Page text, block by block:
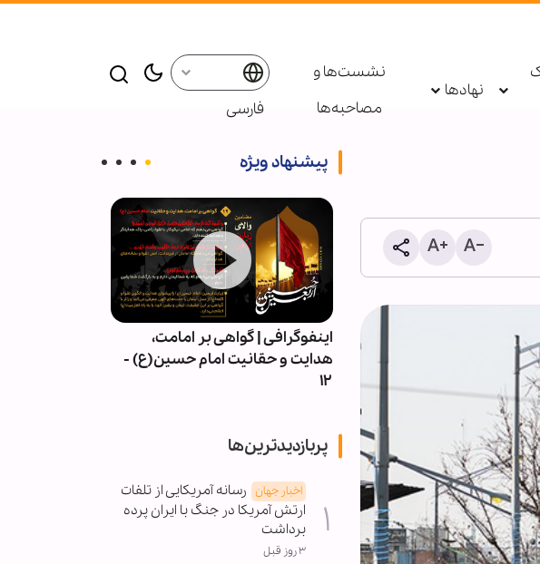
نهادها
نشست‌ها و
مصاحبه‌ها
فارسی
پیشنهاد ویژه
تصویری «هاتف علی‌پور» از
وفاداری زائران اربعین به
اینفوگرافی | گواهی بر امامت،
هدایت و حقانیت امام حسین(ع) -
۱۲
پربازدیدترین‌ها
اخبار جهان رسانه آمریکایی از تلفات
ارتش آمریکا در جنگ با ایران پرده
برداشت
۳ روز قبل